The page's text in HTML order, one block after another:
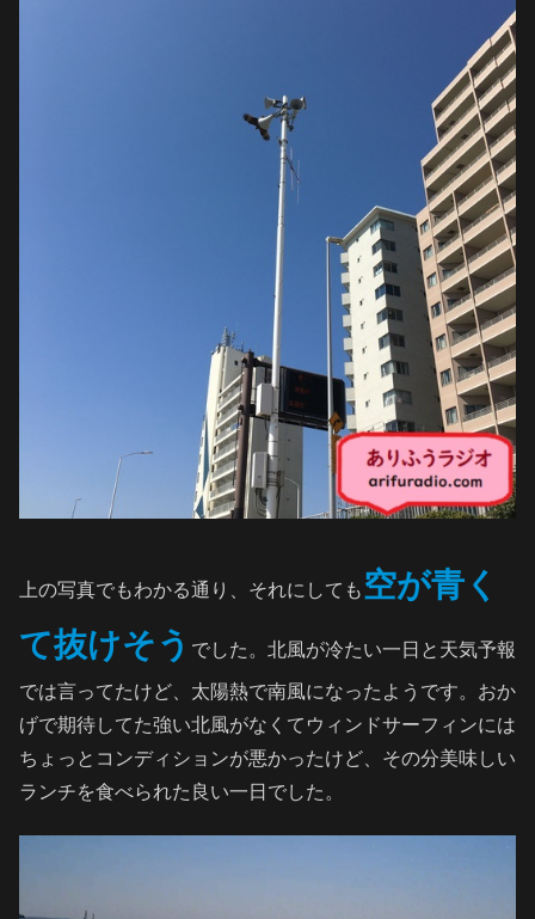
上の写真でもわかる通り、それにしても 空が青く
て抜けそう でした。北風が冷たい一日と天気予報
では言ってたけど、太陽熱で南風になったようです。おか
げで期待してた強い北風がなくてウィンドサーフィンには
ちょっとコンディションが悪かったけど、その分美味しい
ランチを食べられた良い一日でした。